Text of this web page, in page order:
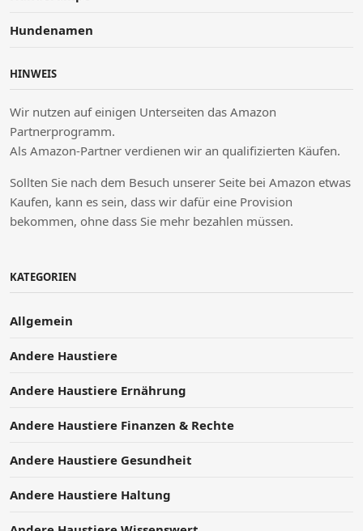
Hundenamen
HINWEIS
Wir nutzen auf einigen Unterseiten das Amazon
Partnerprogramm.
Als Amazon-Partner verdienen wir an qualifizierten Käufen.
Sollten Sie nach dem Besuch unserer Seite bei Amazon etwas
Kaufen, kann es sein, dass wir dafür eine Provision
bekommen, ohne dass Sie mehr bezahlen müssen.
KATEGORIEN
Allgemein
Andere Haustiere
Andere Haustiere Ernährung
Andere Haustiere Finanzen & Rechte
Andere Haustiere Gesundheit
Andere Haustiere Haltung